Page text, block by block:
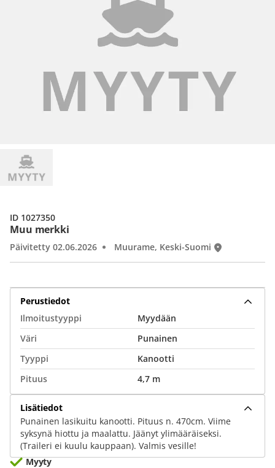
Muu merkki
Päivitetty 02.06.2026 Muurame, Keski-Suomi
ID 1027350
Perustiedot
Ilmoitustyyppi
Myydään
Väri
Punainen
Tyyppi
Kanootti
Pituus
4,7 m
Lisätiedot
Punainen lasikuitu kanootti. Pituus n. 470cm. Viime
syksynä hiottu ja maalattu. Jäänyt ylimääräiseksi.
(Traileri ei kuulu kauppaan). Valmis vesille!
Myyty